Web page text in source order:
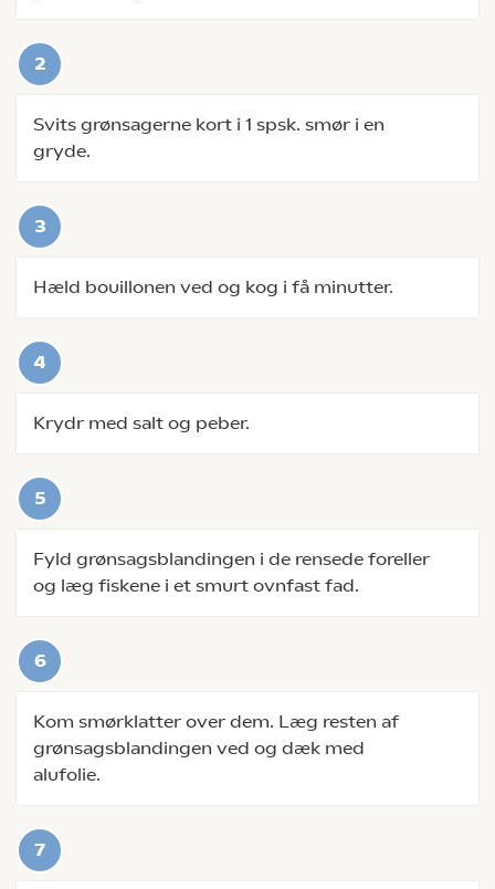
Svits grønsagerne kort i 1 spsk. smør i en
gryde.
Hæld bouillonen ved og kog i få minutter.
Krydr med salt og peber.
Fyld grønsagsblandingen i de rensede foreller
og læg fiskene i et smurt ovnfast fad.
Kom smørklatter over dem. Læg resten af
grønsagsblandingen ved og dæk med
alufolie.